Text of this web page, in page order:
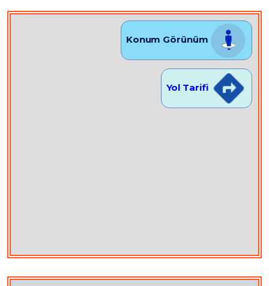
Konum Görünüm
Yol Tarifi